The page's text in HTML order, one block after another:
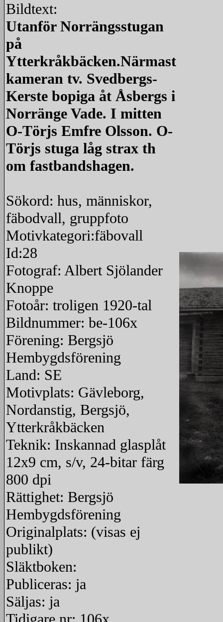
Bildtext:
Utanför Norrängsstugan
på
Ytterkråkbäcken.Närmast
kameran tv. Svedbergs-
Kerste bopiga åt Åsbergs i
Norränge Vade. I mitten
O-Törjs Emfre Olsson. O-
Törjs stuga låg strax th
om fastbandshagen.
Sökord: hus, människor,
fäbodvall, gruppfoto
Motivkategori:fäbovall
Id:28
Fotograf: Albert Sjölander
Knoppe
Fotoår: troligen 1920-tal
Bildnummer: be-106x
Förening: Bergsjö
Hembygdsförening
Land: SE
Motivplats: Gävleborg,
Nordanstig, Bergsjö,
Ytterkråkbäcken
Teknik: Inskannad glasplåt
12x9 cm, s/v, 24-bitar färg
800 dpi
Rättighet: Bergsjö
Hembygdsförening
Originalplats: (visas ej
publikt)
Släktboken:
Publiceras: ja
Säljas: ja